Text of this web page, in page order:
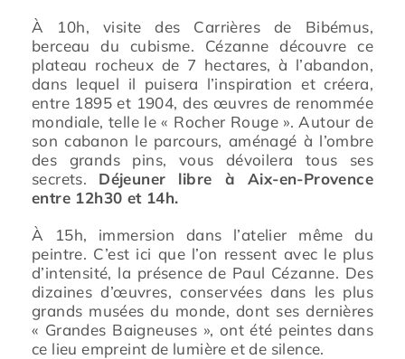
À 10h, visite des Carrières de Bibémus,
berceau du cubisme. Cézanne découvre ce
plateau rocheux de 7 hectares, à l’abandon,
dans lequel il puisera l’inspirationet créera,
entre 1895 et 1904, des œuvres de renommée
mondiale, telle le « Rocher Rouge ». Autour de
son cabanon le parcours, aménagé à l’ombre
des grands pins, vous dévoilera tous ses
secrets. Déjeuner libre à Aix-en-Provence
entre 12h30 et 14h.
À 15h, immersion dans l’atelier même du
peintre. C’est ici que l’on ressent avec le plus
d’intensité, la présence de Paul Cézanne. Des
dizaines d’œuvres, conservées dans les plus
grands musées du monde, dont ses dernières
« Grandes Baigneuses », ont été peintes dans
ce lieu empreint de lumière et de silence.